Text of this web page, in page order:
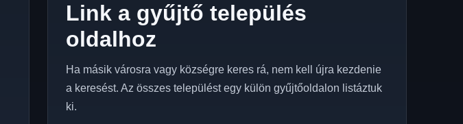
Link a gyűjtő település
oldalhoz
Ha másik városra vagy községre keres rá, nem kell újra kezdenie
a keresést. Az összes települést egy külön gyűjtőoldalon listáztuk
ki.